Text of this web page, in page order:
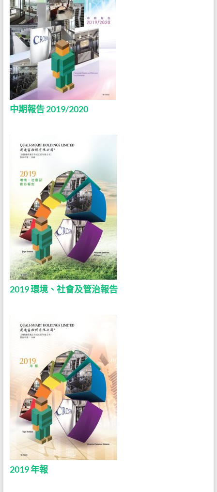
中期報告 2019/2020
2019 環境、社會及管治報告
2019 年報